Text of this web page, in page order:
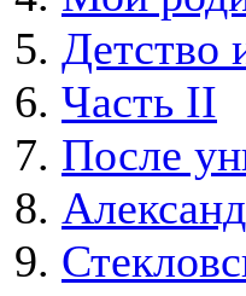
Детство
Часть II
После